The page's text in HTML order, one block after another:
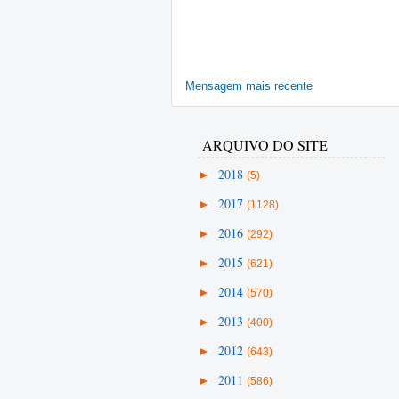
Mensagem mais recente
ARQUIVO DO SITE
► 2018 (5)
► 2017 (1128)
► 2016 (292)
► 2015 (621)
► 2014 (570)
► 2013 (400)
► 2012 (643)
► 2011 (586)